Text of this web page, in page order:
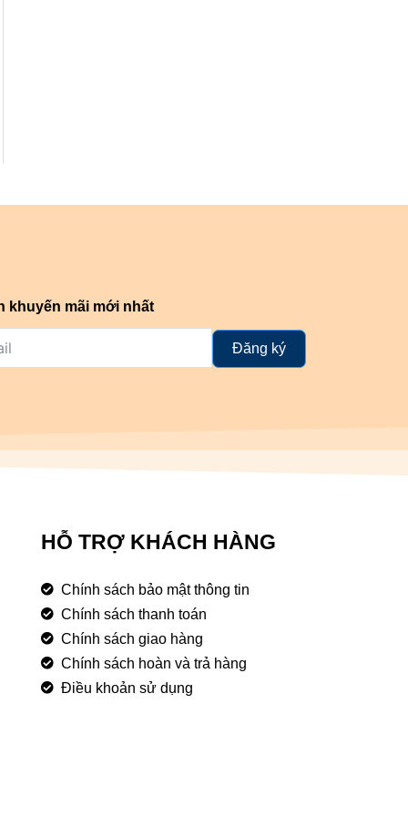
khuyến mãi mới nhất
Đăng ký
HỖ TRỢ KHÁCH HÀNG
Chính sách bảo mật thông tin
Chính sách thanh toán
Chính sách giao hàng
Chính sách hoàn và trả hàng
Điều khoản sử dụng